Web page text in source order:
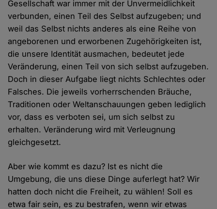
Gesellschaft war immer mit der Unvermeidlichkeit
verbunden, einen Teil des Selbst aufzugeben; und
weil das Selbst nichts anderes als eine Reihe von
angeborenen und erworbenen Zugehörigkeiten ist,
die unsere Identität ausmachen, bedeutet jede
Veränderung, einen Teil von sich selbst aufzugeben.
Doch in dieser Aufgabe liegt nichts Schlechtes oder
Falsches. Die jeweils vorherrschenden Bräuche,
Traditionen oder Weltanschauungen geben lediglich
vor, dass es verboten sei, um sich selbst zu
erhalten. Veränderung wird mit Verleugnung
gleichgesetzt.
Aber wie kommt es dazu? Ist es nicht die
Umgebung, die uns diese Dinge auferlegt hat? Wir
hatten doch nicht die Freiheit, zu wählen! Soll es
etwa fair sein, es zu bestrafen, wenn wir etwas